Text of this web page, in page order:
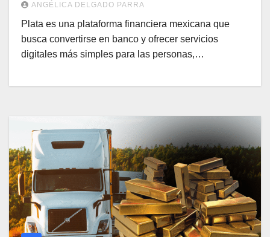
ANGÉLICA DELGADO PARRA
Plata es una plataforma financiera mexicana que
busca convertirse en banco y ofrecer servicios
digitales más simples para las personas,…